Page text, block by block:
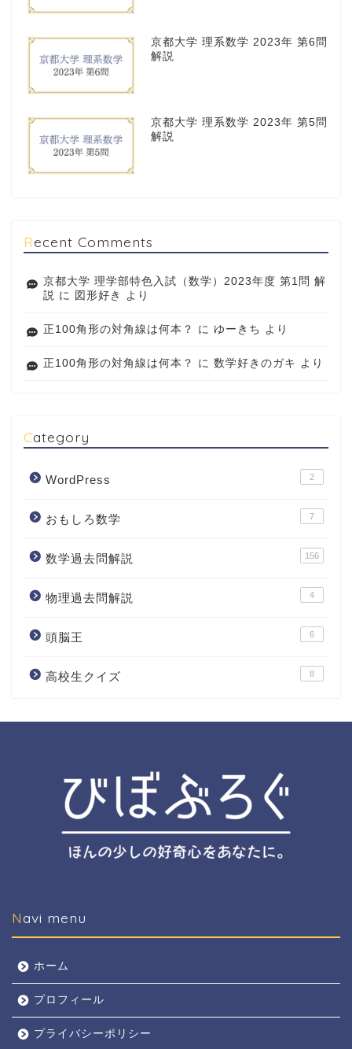
京都大学 理系数学 2023年 第6問
解説
京都大学 理系数学 2023年 第5問
解説
Recent Comments
京都大学 理学部特色入試（数学）2023年度 第1問 解
説 に 図形好き より
正100角形の対角線は何本？ に ゆーきち より
正100角形の対角線は何本？ に 数学好きのガキ より
Category
WordPress 2
おもしろ数学 7
数学過去問解説 156
物理過去問解説 4
頭脳王 6
高校生クイズ 8
Navi menu
ホーム
プロフィール
プライバシーポリシー